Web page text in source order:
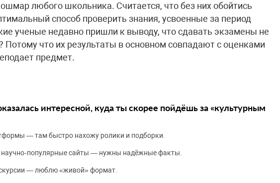
любого школьника. Считается, что без них обойтись
способ проверить знания, усвоенные за период
ученые недавно пришли к выводу, что сдавать экзамены не
Потому что их результаты в основном совпадают с оценками
предмет.
интересной, куда ты скорее пойдёшь за «культурным
— там быстро нахожу ролики и подборки.
научно‑популярные сайты — нужны надёжные факты.
— люблю «живой» формат.